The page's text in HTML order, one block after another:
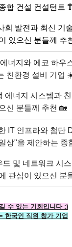
합 건설 컨설턴트
회 발전과 최신 기
있으신 분들께 추
너지와 에코 하우
친환경 설비 기업
에너지 시스템과
신 분들께 추천 🏡
IT 인프라와 첨단
상"을 제안하는 종
드 및 네트워크 시
관심이 있으신 분
수 있는 기회입니다 :)
한국인 직원 참가 기업